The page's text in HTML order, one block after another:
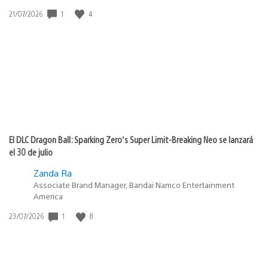
Fecha
21/07/2026 1 4
El DLC Dragon Ball: Sparking Zero’s Super Limit-Breaking Neo se lanzará
el 30 de julio
Zanda Ra
Associate Brand Manager, Bandai Namco Entertainment
America
Fecha
23/07/2026 1 8